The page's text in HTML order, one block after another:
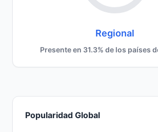
Regional
Presente en 31.3% de los países
Popularidad Global